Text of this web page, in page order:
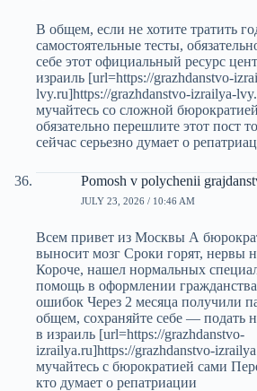
В общем, если не хотите тратить
самостоятельные тесты,
себе этот официальный ресурс
израиль [url=https://grazhdanstvo-
lvy.ru]https://grazhdanstvo-izrailya-
мучайтесь со сложной
обязательно перешлите этот пост
сейчас серьезно думает о
Pomosh v polychenii
JULY 23, 2026 / 10:46 AM
Всем привет из Москвы А
выносит мозг Сроки горят, нервы
Короче, нашел нормальных
помощь в оформлении гражданства
ошибок Через 2 месяца получили
общем, сохраняйте себе — подать
в израиль [url=https://grazhdanstvo-
izrailya.ru]https://grazhdanstvo-
мучайтесь с бюрократией сами
кто думает о репатриации